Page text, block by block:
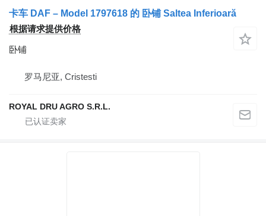
卡车 DAF – Model 1797618 的 卧铺 Saltea Inferioară
根据请求提供价格
卧铺
罗马尼亚, Cristesti
ROYAL DRU AGRO S.R.L.